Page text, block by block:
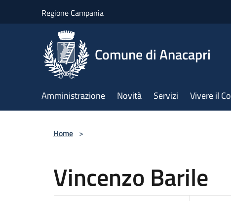
Regione Campania
Comune di Anacapri
Amministrazione Novità Servizi Vivere il
Home >
Vincenzo Barile